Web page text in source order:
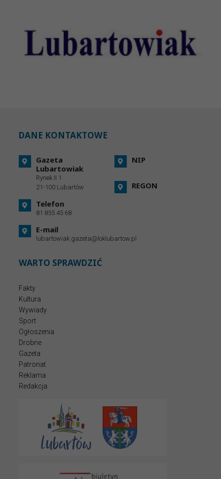
DANE KONTAKTOWE
Gazeta
Lubartowiak
Rynek II 1
21-100 Lubartów
Telefon
81 855 45 68
E-mail
lubartowiak.gazeta@loklubartow.pl
NIP
REGON
WARTO SPRAWDZIĆ
Fakty
Kultura
Wywiady
Sport
Ogłoszenia
Drobne
Gazeta
Patronat
Reklama
Redakcja